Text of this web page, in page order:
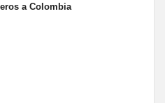
a Colombia